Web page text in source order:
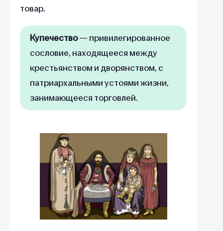
товар.
Купечество— привилегированное
сословие, находящееся между
крестьянством и дворянством, с
патриархальными устоями жизни,
занимающееся торговлей.